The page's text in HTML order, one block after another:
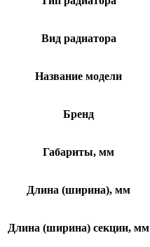
Вид радиатора
Название модели
Бренд
Габариты, мм
Длина (ширина), мм
Длина (ширина) секции, мм